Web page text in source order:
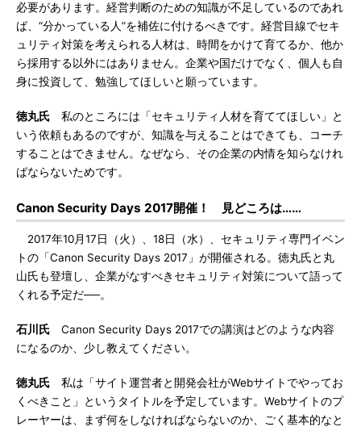
必要があります。経営判断のための知識が不足しているのであれ
ば、“分かっている人”を補佐に付けるべきです。経営目線でセキ
ュリティ対策を考えられる人材は、時間をかけて育てるか、他か
ら採用する以外にはありません。企業や国だけでなく、個人も自
身に投資して、勉強してほしいと願っています。
徳丸氏 私のところには「セキュリティ人材を育ててほしい」と
いう依頼もあるのですが、知識を与えることはできても、コーチ
することはできません。なぜなら、その企業の内情を知らなけれ
ばならないためです。
Canon Security Days 2017開催！ 見どころは……
2017年10月17日（火）、18日（水）、セキュリティ専門イベン
トの「Canon Security Days 2017」が開催される。徳丸氏と丸
山氏も登壇し、企業がなすべきセキュリティ対策について語って
くれる予定だ──。
石川氏 Canon Security Days 2017での講演はどのような内容
になるのか、少し教えてください。
徳丸氏 私は「サイト運営者と開発会社がWebサイトでやってお
くべきこと」というタイトルを予定しています。Webサイトのプ
レーヤーは、まず何をしなければならないのか、ごく基本的なと